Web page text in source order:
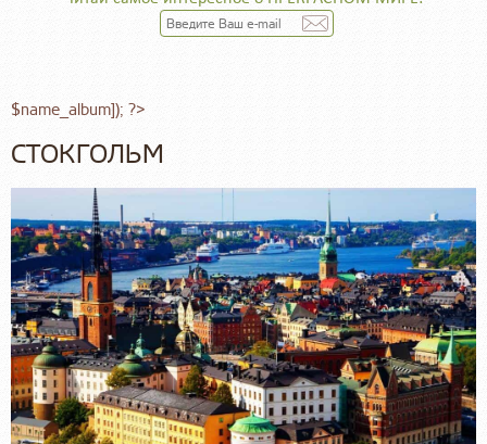
$name_album]); ?>
СТОКГОЛЬМ